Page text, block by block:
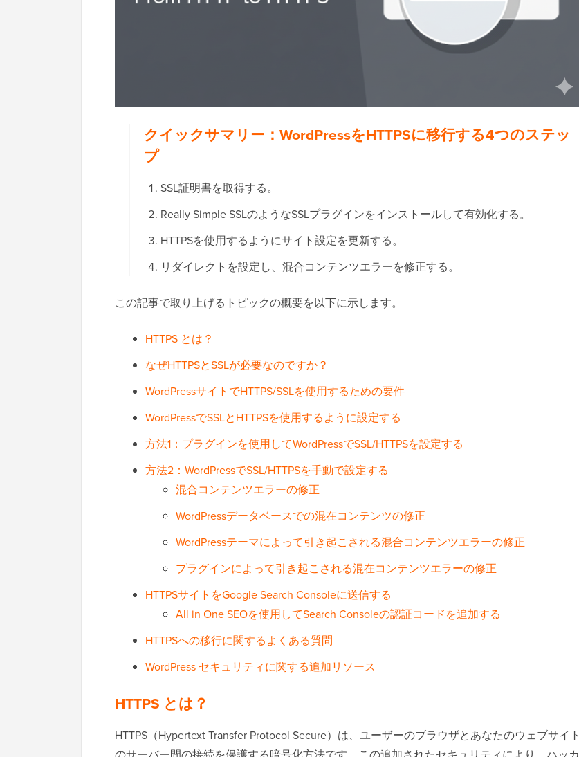
クイックサマリー：WordPressをHTTPSに移行する4つのステッ
プ
SSL証明書を取得する。
Really Simple SSLのようなSSLプラグインをインストールして有効化する。
HTTPSを使用するようにサイト設定を更新する。
リダイレクトを設定し、混合コンテンツエラーを修正する。
この記事で取り上げるトピックの概要を以下に示します。
HTTPS とは？
なぜHTTPSとSSLが必要なのですか？
WordPressサイトでHTTPS/SSLを使用するための要件
WordPressでSSLとHTTPSを使用するように設定する
方法1：プラグインを使用してWordPressでSSL/HTTPSを設定する
方法2：WordPressでSSL/HTTPSを手動で設定する
混合コンテンツエラーの修正
WordPressデータベースでの混在コンテンツの修正
WordPressテーマによって引き起こされる混合コンテンツエラーの修正
プラグインによって引き起こされる混在コンテンツエラーの修正
HTTPSサイトをGoogle Search Consoleに送信する
All in One SEOを使用してSearch Consoleの認証コードを追加する
HTTPSへの移行に関するよくある質問
WordPress セキュリティに関する追加リソース
HTTPS とは？
HTTPS（Hypertext Transfer Protocol Secure）は、ユーザーのブラウザとあなたのウェブサイト